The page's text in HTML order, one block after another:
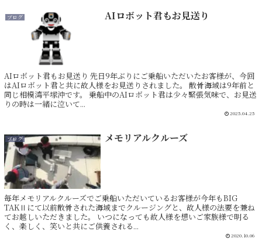
ブログ AIロボット君もお見送り
AIロボット君もお見送り 先日9年ぶりにご乗船いただいたお客様が、今回
はAIロボット君と共に故人様をお見送りされました。 散骨海域は9年前と
同じ相模湾平塚沖です。 乗船中のAIロボット君は少々緊張気味で、お見送
りの時は一緒に泣いて...
2025.04.25
ブログ メモリアルクルーズ
毎年メモリアルクルーズでご乗船いただいているお客様が今年もBIG
TAKⅡにて以前散骨された海域までクルージングと、故人様の法要を兼ね
てお越しいただきました。 いつになっても故人様を想いご家族様で明る
く、楽しく、笑いと共にご供養される...
2020.10.06